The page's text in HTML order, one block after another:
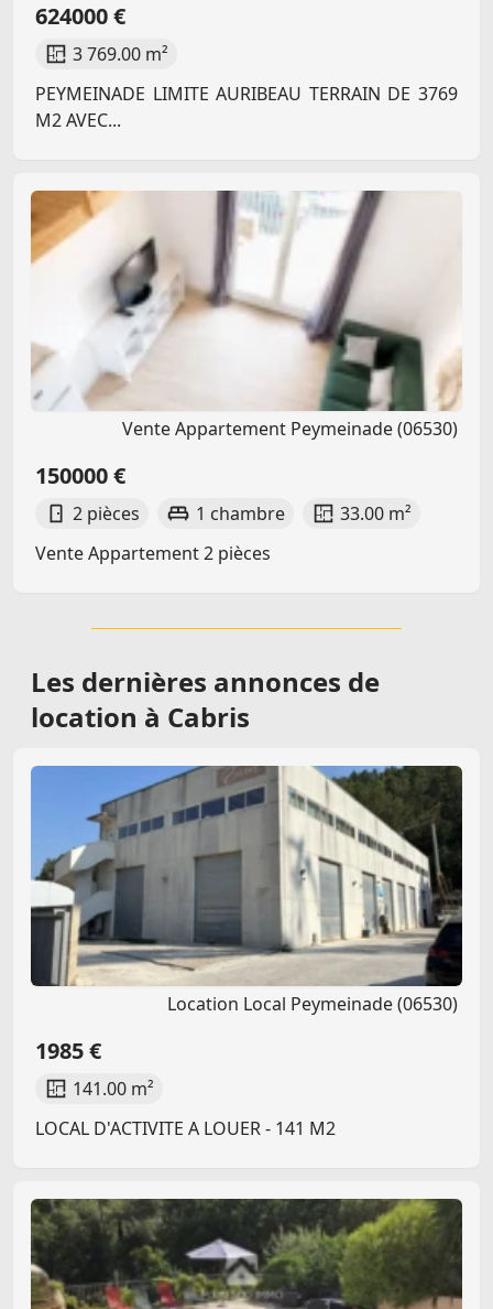
624000 €
3 769.00 m²
PEYMEINADE LIMITE AURIBEAU TERRAIN DE 3769
M2 AVEC...
Vente Appartement Peymeinade (06530)
150000 €
2 pièces 1 chambre
33.00 m²
Vente Appartement 2 pièces
Les dernières annonces de
location à Cabris
Location Local Peymeinade (06530)
1985 €
141.00 m²
LOCAL D'ACTIVITE A LOUER - 141 M2